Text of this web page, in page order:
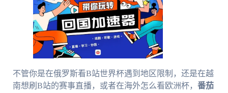
不管你是在俄罗斯看B站世界杯遇到地区限制，还是在越
南想刷B站的赛事直播，或者在海外怎么看欧洲杯， 番茄